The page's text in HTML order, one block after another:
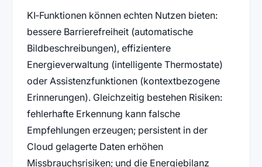
KI‑Funktionen können echten Nutzen bieten:
bessere Barrierefreiheit (automatische
Bildbeschreibungen), effizientere
Energieverwaltung (intelligente Thermostate)
oder Assistenzfunktionen (kontextbezogene
Erinnerungen). Gleichzeitig bestehen Risiken:
fehlerhafte Erkennung kann falsche
Empfehlungen erzeugen; persistent in der
Cloud gelagerte Daten erhöhen
Missbrauchsrisiken; und die Energiebilanz